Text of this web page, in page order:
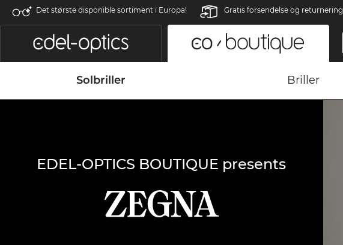
Det største disponible sortiment i Europa! Gratis forsendelse og returnering
Solbriller Briller
EDEL-OPTICS BOUTIQUE presents